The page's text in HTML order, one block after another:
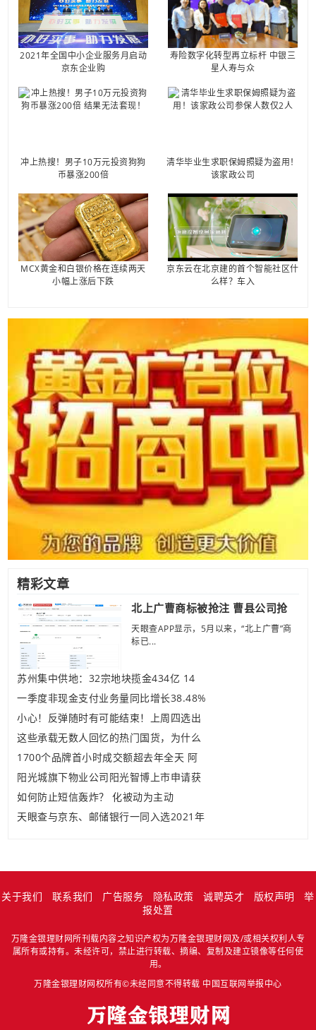
2021年全国中小企业服务月启动
京东企业购
寿险数字化转型再立标杆 中银三
星人寿与众
冲上热搜！男子10万元投资狗狗
币暴涨200倍
清华毕业生求职保姆照疑为盗用！
该家政公司
MCX黄金和白银价格在连续两天
小幅上涨后下跌
京东云在北京建的首个智能社区什
么样？车入
精彩文章
北上广曹商标被抢注 曹县公司抢
天眼查APP显示，5月以来，“北上广曹”商
标已...
苏州集中供地：32宗地块揽金434亿 14
一季度非现金支付业务量同比增长38.48%
小心！反弹随时有可能结束！上周四选出
这些承载无数人回忆的热门国货，为什么
1700个品牌首小时成交额超去年全天 阿
阳光城旗下物业公司阳光智博上市申请获
如何防止短信轰炸？ 化被动为主动
天眼查与京东、邮储银行一同入选2021年
关于我们 联系我们 广告服务 隐私政策 诚聘英才 版权声明
举
报处置
万隆金银理财网所刊载内容之知识产权为万隆金银理财网及/或相关权利人专
属所有或持有。未经许可，禁止进行转载、摘编、复制及建立镜像等任何使
用。
万隆金银理财网权所有©未经同意不得转载 中国互联网举报中心